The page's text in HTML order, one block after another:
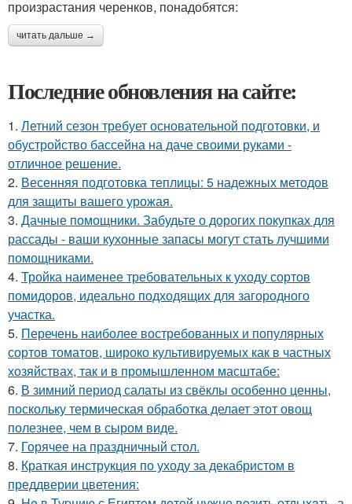
произрастания черенков, понадобятся:
читать дальше →
Последние обновления на сайте:
1. Летний сезон требует основательной подготовки, и
обустройство бассейна на даче своими руками -
отличное решение.
2. Весенняя подготовка теплицы: 5 надежных методов
для защиты вашего урожая.
3. Дачные помощники. Забудьте о дорогих покупках для
рассады - ваши кухонные запасы могут стать лучшими
помощниками.
4. Тройка наименее требовательных к уходу сортов
помидоров, идеально подходящих для загородного
участка.
5. Перечень наиболее востребованных и популярных
сортов томатов, широко культивируемых как в частных
хозяйствах, так и в промышленном масштабе:
6. В зимний период салаты из свёклы особенно ценны,
поскольку термическая обработка делает этот овощ
полезнее, чем в сыром виде.
7. Горячее на праздничный стол.
8. Краткая инструкция по уходу за декабристом в
преддверии цветения: